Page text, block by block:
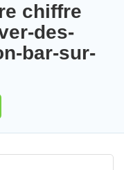
chiffre
des-
bar-sur-